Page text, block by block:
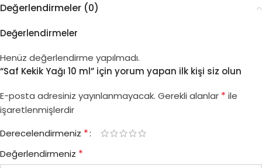
Değerlendirmeler (0)
Değerlendirmeler
Henüz değerlendirme yapılmadı.
“Saf Kekik Yağı 10 ml” için yorum yapan ilk kişi siz olun
E-posta adresiniz yayınlanmayacak. Gerekli alanlar * ile
işaretlenmişlerdir
Derecelendirmeniz *
Değerlendirmeniz *